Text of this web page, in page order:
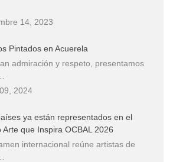
14, 2023
Pintados en Acuerela
admiración y respeto, presentamos
2024
ya están representados en el
Arte que Inspira OCBAL 2026
internacional reúne artistas de